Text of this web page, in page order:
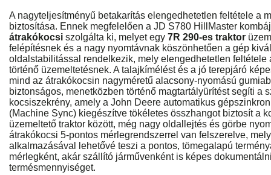
A nagyteljesítményű betakarítás elengedhetetlen feltétele a
biztosítása. Ennek megfelelően a JD S780 HillMaster
átrakókocsi szolgálta ki, melyet egy 7R 290-es traktor
felépítésnek és a nagy nyomtávnak köszönhetően a gép
oldalstabilitással rendelkezik, mely elengedhetetlen feltétele
történő üzemeltetésnek. A talajkímélést és a jó terepjáró
mind az átrakókocsin nagyméretű alacsony-nyomású
biztonságos, menetközben történő magtartályürítést segíti a
kocsiszekrény, amely a John Deere automatikus
(Machine Sync) kiegészítve tökéletes összhangot biztosít a
üzemeltető traktor között, még nagy oldallejtés és görbe
átrakókocsi 5-pontos mérlegrendszerrel van felszerelve,
alkalmazásával lehetővé teszi a pontos, tömegalapú
mérlegként, akár szállító járművenként is képes
termésmennyiséget.